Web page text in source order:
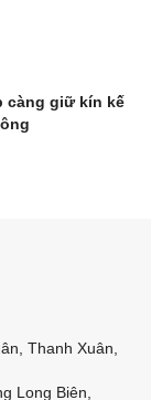
càng giữ kín kế
Thanh Xuân,
Long Biên,